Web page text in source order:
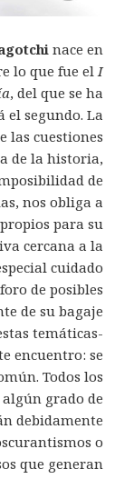
nace en
lo que fue el I
, del que se ha
el segundo. La
las cuestiones
de la historia,
de
nos obliga a
para su
cercana a la
cuidado
de posibles
de su bagaje
temáticas-
encuentro: se
Todos los
grado de
debidamente
o
que generan